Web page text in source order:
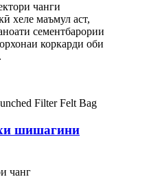
чанги
хеле маъмул аст,
сементбарории
коркарди оби
шишагини
чанг